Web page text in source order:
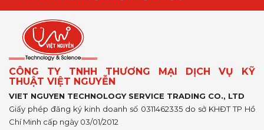
CÔNG TY TNHH THƯƠNG MẠI DỊCH VỤ KỸ
THUẬT VIỆT NGUYỄN
VIET NGUYEN TECHNOLOGY SERVICE TRADING CO., LTD
Giấy phép đăng ký kinh doanh số 0311462335 do sở KHĐT TP Hồ
Chí Minh cấp ngày 03/01/2012